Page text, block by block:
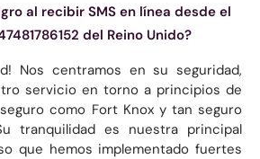
al recibir SMS en línea desde el
del Reino Unido?
Nos centramos en su seguridad,
servicio en torno a principios de
como Fort Knox y tan seguro
tranquilidad es nuestra principal
que hemos implementado fuertes